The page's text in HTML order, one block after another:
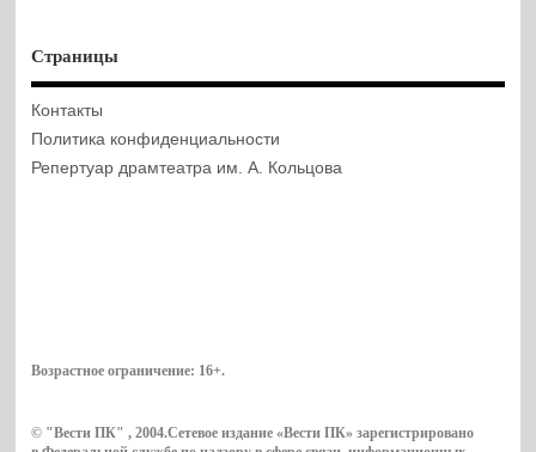
Страницы
Контакты
Политика конфиденциальности
Репертуар драмтеатра им. А. Кольцова
Возрастное ограничение: 16+.
© "Вести ПК" , 2004.Сетевое издание «Вести ПК» зарегистрировано